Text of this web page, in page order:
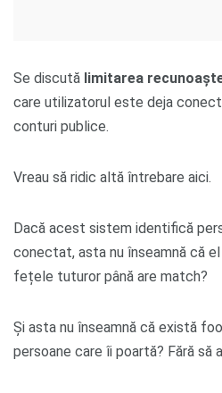
Se discută limitarea
care utilizatorul este deja
conturi publice.
Vreau să ridic altă întrebare aici.
Dacă acest sistem identifică
conectat, asta nu înseamnă că
fețele tuturor până are match?
Și asta nu înseamnă că există
persoane care îi poartă? Fără să